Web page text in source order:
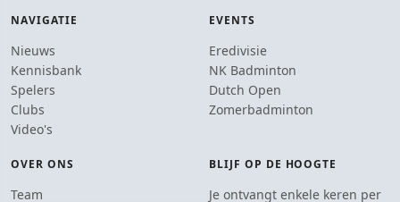
NAVIGATIE
Nieuws
Kennisbank
Spelers
Clubs
Video's
EVENTS
Eredivisie
NK Badminton
Dutch Open
Zomerbadminton
OVER ONS
Team
BLIJF OP DE HOOGTE
Je ontvangt enkele keren per